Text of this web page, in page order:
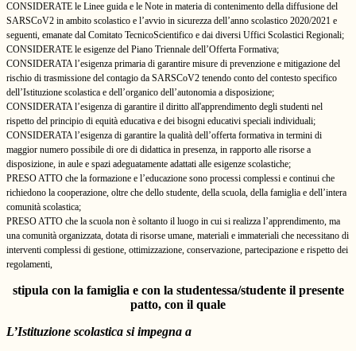
CONSIDERATE le Linee guida e le Note in materia di contenimento della diffusione del
SARSCoV2 in ambito scolastico e l’avvio in sicurezza dell’anno scolastico 2020/2021 e
seguenti, emanate dal Comitato TecnicoScientifico e dai diversi Uffici Scolastici Regionali;
CONSIDERATE le esigenze del Piano Triennale dell’Offerta Formativa;
CONSIDERATA l’esigenza primaria di garantire misure di prevenzione e mitigazione del
rischio di trasmissione del contagio da SARSCoV2 tenendo conto del contesto specifico
dell’Istituzione scolastica e dell’organico dell’autonomia a disposizione;
CONSIDERATA l’esigenza di garantire il diritto all'apprendimento degli studenti nel
rispetto del principio di equità educativa e dei bisogni educativi speciali individuali;
CONSIDERATA l’esigenza di garantire la qualità dell’offerta formativa in termini di
maggior numero possibile di ore di didattica in presenza, in rapporto alle risorse a
disposizione, in aule e spazi adeguatamente adattati alle esigenze scolastiche;
PRESO ATTO che la formazione e l’educazione sono processi complessi e continui che
richiedono la cooperazione, oltre che dello studente, della scuola, della famiglia e dell’intera
comunità scolastica;
PRESO ATTO che la scuola non è soltanto il luogo in cui si realizza l’apprendimento, ma
una comunità organizzata, dotata di risorse umane, materiali e immateriali che necessitano di
interventi complessi di gestione, ottimizzazione, conservazione, partecipazione e rispetto dei
regolamenti,
stipula con la famiglia e con la studentessa/studente il presente
patto, con il quale
L’Istituzione scolastica si impegna a